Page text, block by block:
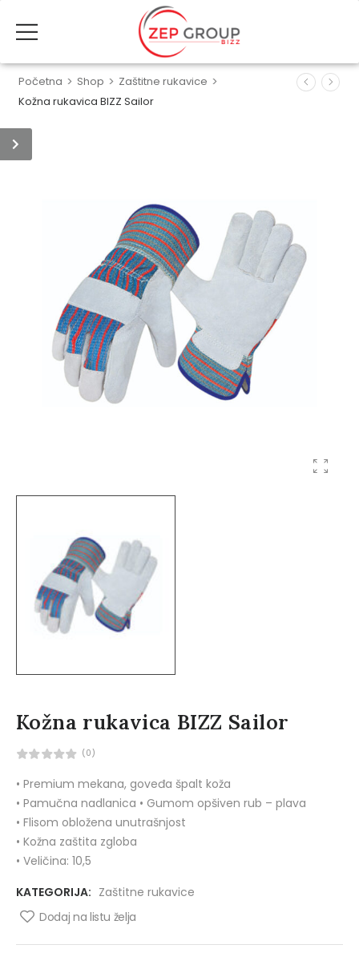
Početna > Shop > Zaštitne rukavice >
Kožna rukavica BIZZ Sailor
Kožna rukavica BIZZ Sailor
(0)
• Premium mekana, goveđa špalt koža
• Pamučna nadlanica • Gumom opšiven rub – plava
• Flisom obložena unutrašnjost
• Kožna zaštita zgloba
• Veličina: 10,5
KATEGORIJA: Zaštitne rukavice
Dodaj na listu želja